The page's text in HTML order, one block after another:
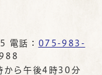
電話： 075-983-
から午後4時30分